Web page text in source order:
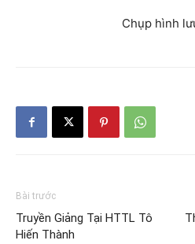
Chụp hình
Bài trước
Truyền Giảng Tại HTTL Tô
Hiến Thành